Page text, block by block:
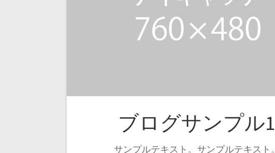
ブログサンプル1
サンプルテキスト。サンプルテキスト。